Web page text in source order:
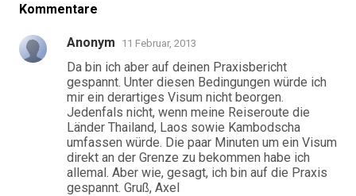
Kommentare
Anonym 11 Februar, 2013
Da bin ich aber auf deinen Praxisbericht
gespannt. Unter diesen Bedingungen würde ich
mir ein derartiges Visum nicht beorgen.
Jedenfals nicht, wenn meine Reiseroute die
Länder Thailand, Laos sowie Kambodscha
umfassen würde. Die paar Minuten um ein Visum
direkt an der Grenze zu bekommen habe ich
allemal. Aber wie, gesagt, ich bin auf die Praxis
gespannt. Gruß, Axel